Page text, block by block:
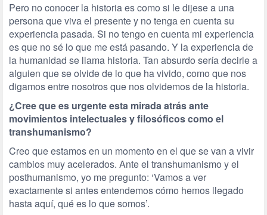
Pero no conocer la historia es como si le dijese a una
persona que viva el presente y no tenga en cuenta su
experiencia pasada. Si no tengo en cuenta mi experiencia
es que no sé lo que me está pasando. Y la experiencia de
la humanidad se llama historia. Tan absurdo sería decirle a
alguien que se olvide de lo que ha vivido, como que nos
digamos entre nosotros que nos olvidemos de la historia.
¿Cree que es urgente esta mirada atrás ante
movimientos intelectuales y filosóficos como el
transhumanismo?
Creo que estamos en un momento en el que se van a vivir
cambios muy acelerados. Ante el transhumanismo y el
posthumanismo, yo me pregunto: ‘Vamos a ver
exactamente si antes entendemos cómo hemos llegado
hasta aquí, qué es lo que somos’.